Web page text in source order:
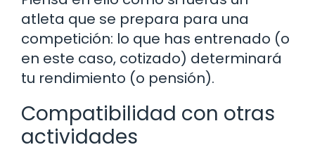
atleta que se prepara para una
competición: lo que has entrenado (o
en este caso, cotizado) determinará
tu rendimiento (o pensión).
Compatibilidad con otras
actividades